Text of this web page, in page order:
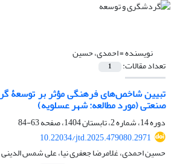
نویسنده =احمدی، حسین
تعداد مقالات: 1
تبیین شاخص‌های فرهنگی مؤثر بر توسعۀ
صنعتی (مورد مطالعه: شهر عسلویه)
دوره 14، شماره 2، تابستان 1404، صفحه
63-84
10.22034/jtd.2025.479080.2971
حسین احمدی، غلامرضا جعفری نیا، علی شمس الدینی